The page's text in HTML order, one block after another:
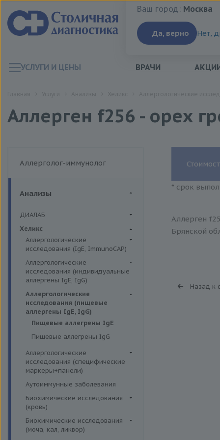
Ваш город:Москва
Ваш город: Москва
Да, верно Нет,
УСЛУГИ И ЦЕНЫ ВРАЧИ
Аллерген f256 - орех
Аллерголог-иммунолог
Анализы
ДИАЛАБ
Биохимия крови
Хеликс
Аллергологические
исследования (IgE, ImmunoCAP)
Аллергены животных
Аллергены пыльцы
Бытовые аллергены
Пищевые аллегрены
Аллергологические
исследования (индивидуальные
аллергены IgE, IgG)
Аллергены гельминтов IgE
Аллергены деревьев IgE, IgG
Аллергены животных IgE, IgG
Аллергены металлов IgE
Аллергены трав IgE
Бытовые аллергены IgE, IgG
Инсектные аллергены IgE
Лекарственные аллергены IgE,
IgG
Прочие аллергены IgE, IgG
Аллергологические
исследования (пищевые
аллергены IgE, IgG)
Пищевые аллегрены IgE
Пищевые аллегрены IgG
Аллергологические
исследования (специфические
маркеры+панели)
Неспецифические маркеры
аллергических реакций
Определение специфических
иммуноглобулинов класса G
Определение специфических
иммуноглобулинов класса Е
Аутоиммунные заболевания
Биохимические исследования
(кровь)
Витамины
Жирные кислоты,
Биохимические исследования
(моча, кал, ликвор)
* срок
Аллерген
Брянской
Назад к